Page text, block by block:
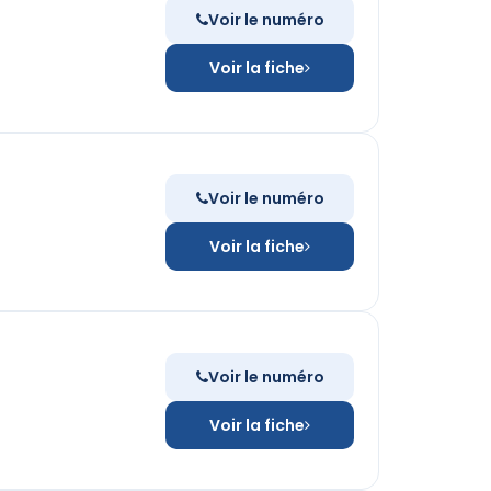
Voir le numéro
Voir la fiche
Voir le numéro
Voir la fiche
Voir le numéro
Voir la fiche